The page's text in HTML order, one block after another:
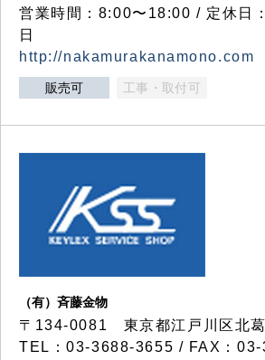
営業時間：8:00〜18:00 / 定休日
日
http://nakamurakanamono.com
販売可 工事・取付可
（有）斉藤金物
〒134-0081 東京都江戸川区北
TEL：03-3688-3655 / FAX：